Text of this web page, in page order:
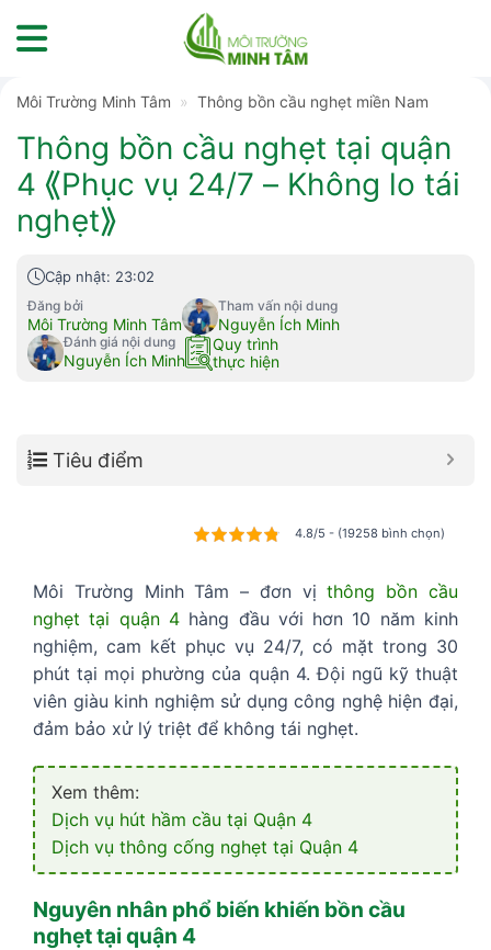
to
Môi Trường Minh Tâm » Thông bồn cầu nghẹt miền Nam
Thông bồn cầu nghẹt tại quận
4 ⟪Phục vụ 24/7 – Không lo tái
nghẹt⟫
Cập nhật: 23:02
Đăng bởi
Môi Trường Minh Tâm
Tham vấn nội dung
Nguyễn Ích Minh
Đánh giá nội dung
Nguyễn Ích Minh
Quy trình
thực hiện
Tiêu điểm
4.8/5 - (19258 bình chọn)
Môi Trường Minh Tâm – đơn vịthông bồn cầu
nghẹt tại quận 4hàng đầu với hơn 10 năm kinh
nghiệm, cam kết phục vụ 24/7, có mặt trong 30
phút tại mọi phường của quận 4. Đội ngũ kỹ thuật
viên giàu kinh nghiệm sử dụng công nghệ hiện đại,
đảm bảo xử lý triệt để không tái nghẹt.
Xem thêm:
Dịch vụ hút hầm cầu tại Quận 4
Dịch vụ thông cống nghẹt tại Quận 4
Nguyên nhân phổ biến khiến bồn cầu
nghẹt tại quận 4